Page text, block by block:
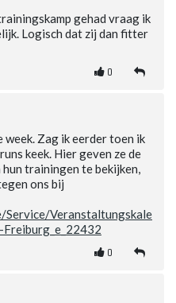
gehad vraag ik
Logisch dat zij dan fitter
0
week. Zag ik eerder toen ik
keek. Hier geven ze de
trainingen te bekijken,
ons bij
Veranstaltungskale
0